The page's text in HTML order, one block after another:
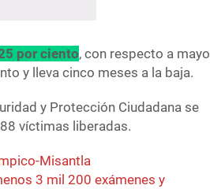
por ciento, con respecto a mayo
y lleva cinco meses a la baja.
y Protección Ciudadana se
víctimas liberadas.
Misantla
3 mil 200 exámenes y